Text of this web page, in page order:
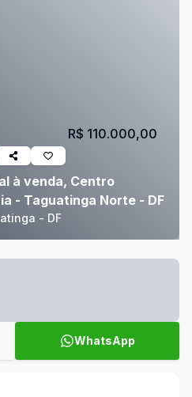
à venda, Centro
- Taguatinga Norte - DF
- DF
R$ 110.000,00
WhatsApp